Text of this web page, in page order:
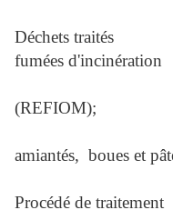
Déchets traités
fumées d'incinération
(REFIOM);
amiantés, boues et
Procédé de traitement